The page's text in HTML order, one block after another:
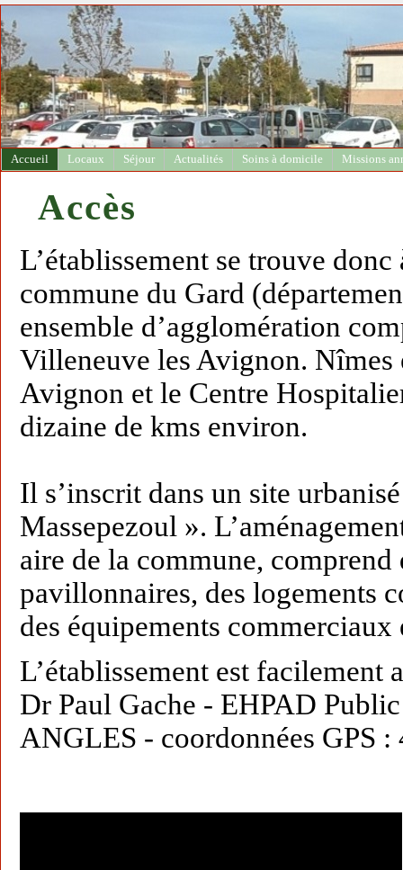
Accueil Locaux Séjour Actualités Soins à domicile Missions
Accès
L’établissement se trouve
commune du Gard
ensemble d’agglomération
Villeneuve les Avignon. Nîmes
Avignon et le Centre
dizaine de kms environ.
Il s’inscrit dans un site
Massepezoul ».
aire de la commune, comprend
pavillonnaires, des logements
des équipements
L’établissement est facilement
Dr Paul Gache - EHPAD
ANGLES - coordonnées GPS